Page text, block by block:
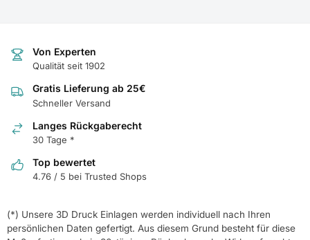
Von Experten
Qualität seit 1902
Gratis Lieferung ab 25€
Schneller Versand
Langes Rückgaberecht
30 Tage *
Top bewertet
4.76 / 5 bei Trusted Shops
(*) Unsere 3D Druck Einlagen werden individuell nach Ihren
persönlichen Daten gefertigt. Aus diesem Grund besteht für diese